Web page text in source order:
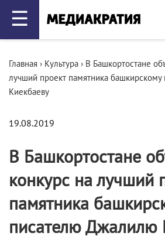
☰
Главная › Культура › В Башкортостане
лучший проект памятника
Киекбаеву
19.08.2019
В Башкортостане
конкурс на лучший
памятника
писателю Джалилю